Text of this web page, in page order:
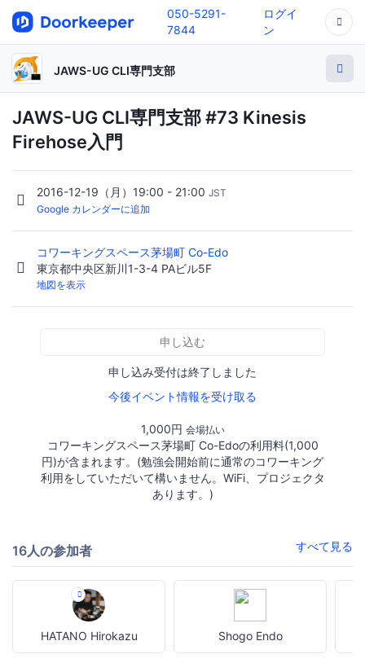
050-5291-
7844
ログイ
ン
JAWS-UG CLI専門支部
JAWS-UG CLI専門支部 #73 Kinesis
Firehose入門
2016-12-19（月）19:00 - 21:00 JST
Google カレンダーに追加
コワーキングスペース茅場町 Co-Edo
東京都中央区新川1-3-4 PAビル5F
地図を表示
申し込む
申し込み受付は終了しました
今後イベント情報を受け取る
1,000円 会場払い
コワーキングスペース茅場町 Co-Edoの利用料(1,000
円)が含まれます。(勉強会開始前に通常のコワーキング
利用をしていただいて構いません。WiFi、プロジェクタ
あります。)
16人の参加者 すべて見る
HATANO Hirokazu Shogo Endo